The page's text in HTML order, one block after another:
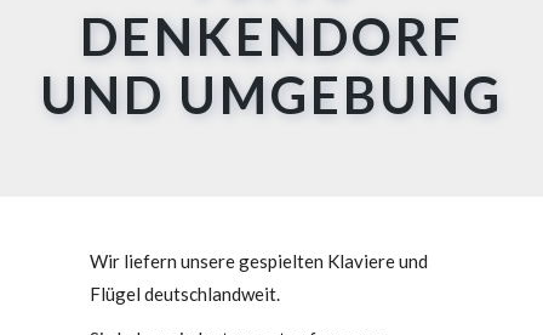
DENKENDORF
UND UMGEBUNG
Wir liefern unsere gespielten Klaviere und
Flügel deutschlandweit.